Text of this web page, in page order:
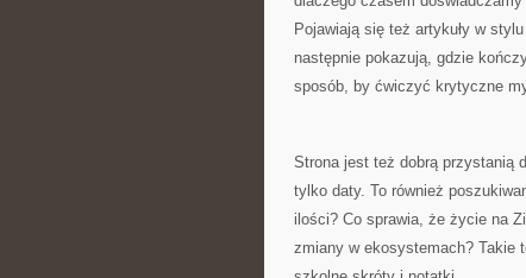
Pojawiają się też artykuły w
następnie pokazują, gdzie
sposób, by ćwiczyć krytyczne
Strona jest też dobrą przystanią
tylko daty. To również
ilości? Co sprawia, że życie na
zmiany w ekosystemach? Takie